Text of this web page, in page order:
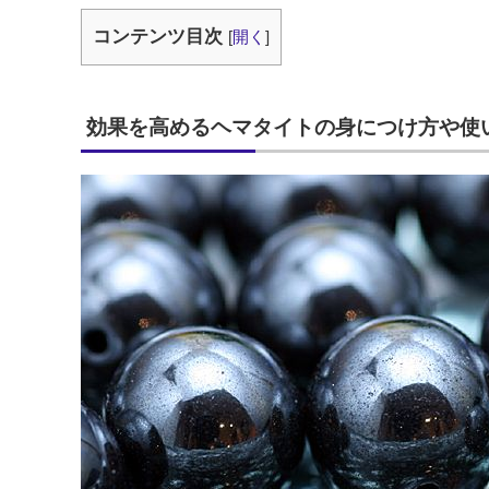
コンテンツ目次 [開く ]
効果を高めるヘマタイトの身につけ方や使